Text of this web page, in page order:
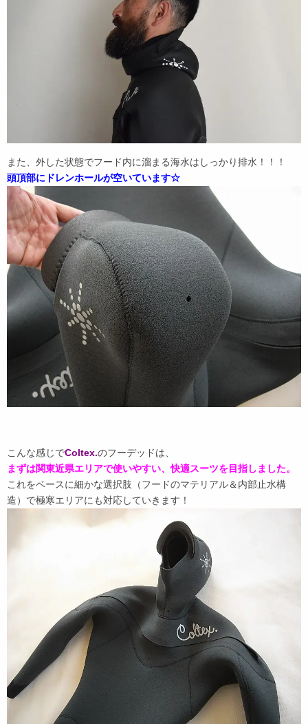
また、外した状態でフード内に溜まる海水はしっかり排水！！！
頭頂部にドレンホールが空いています☆
こんな感じでColtex.のフーデッドは、
まずは関東近県エリアで使いやすい、快適スーツを目指しました。
これをベースに細かな選択肢（フードのマテリアル＆内部止水構
造）で極寒エリアにも対応していきます！